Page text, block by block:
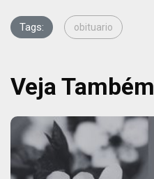
Tags: obituario
Veja Também